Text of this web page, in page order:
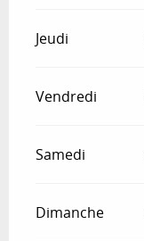
Jeudi
Vendredi
Samedi
Dimanche